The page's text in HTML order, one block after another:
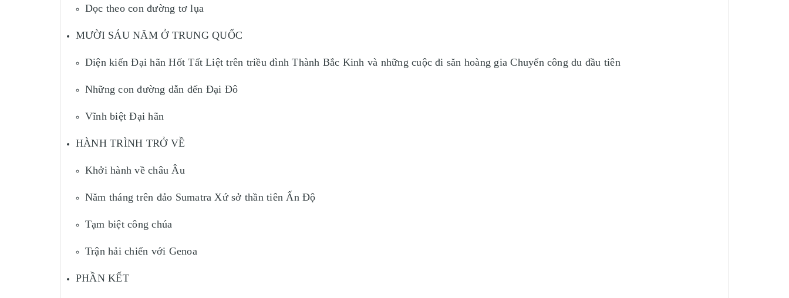
Dọc theo con đường tơ lụa
MƯỜI SÁU NĂM Ở TRUNG QUỐC
Diện kiến Đại hãn Hốt Tất Liệt trên triều đình Thành Bắc Kinh và những cuộc đi săn hoàng gia Chuyến công du đầu tiên
Những con đường dẫn đến Đại Đô
Vĩnh biệt Đại hãn
HÀNH TRÌNH TRỞ VỀ
Khởi hành về châu Âu
Năm tháng trên đảo Sumatra Xứ sở thần tiên Ấn Độ
Tạm biệt công chúa
Trận hải chiến với Genoa
PHẦN KẾT